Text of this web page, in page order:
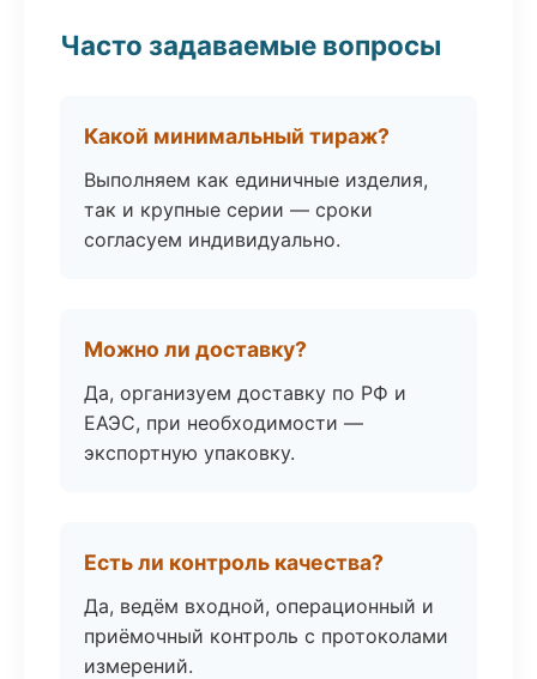
Часто задаваемые вопросы
Какой минимальный тираж?
Выполняем как единичные изделия,
так и крупные серии — сроки
согласуем индивидуально.
Можно ли доставку?
Да, организуем доставку по РФ и
ЕАЭС, при необходимости —
экспортную упаковку.
Есть ли контроль качества?
Да, ведём входной, операционный и
приёмочный контроль с протоколами
измерений.